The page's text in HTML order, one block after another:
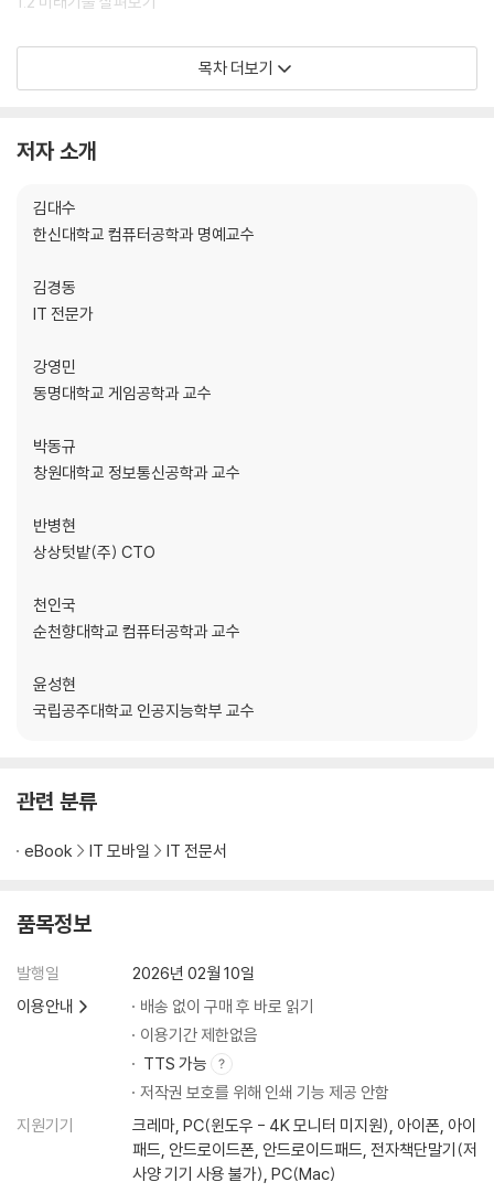
CHAPTER 02 미래사회를 여는 데이터의 힘
2.1.3 유형
2.2 인공지능
2.2.1 개요
2.2.3 윤리
2.2.4 활용 사례
CHAPTER 03 생성형 인공지능
3.1 ChatGPT 소개
3.1.2 어텐션: ChatGPT의 이론적 바탕
3.2 프롬프트 엔지니어링
3.2.2 프롬프트 엔지니어
3.2.3 어텐션을 활용한 주입식 교육
3.3.1 실무 소프트웨어와의 결합
3.3.2 GPT와 Excel의 만남
3.3.4 Excel 함수 선정
3.3.5 ChatGPT 오류 바로잡기
3.3.8 결과 분석
4.1.1 정의
4.1.3 기능
4.1.4 특징
4.2.2 입출력 장치
4.2.3 중앙처리 장치
목차 더보기
저자 소개
김대수
한신대학교 컴퓨터공학과 명예교수
김경동
IT 전문가
강영민
동명대학교 게임공학과 교수
박동규
창원대학교 정보통신공학과 교수
반병현
상상텃밭(주) CTO
천인국
순천향대학교 컴퓨터공학과 교수
윤성현
국립공주대학교 인공지능학부 교수
관련 분류
eBook IT 모바일 IT 전문서
품목정보
발행일
2026년 02월 10일
이용안내
배송 없이 구매 후 바로 읽기
이용기간 제한없음
TTS 가능
저작권 보호를 위해 인쇄 기능 제공 안함
지원기기
크레마, PC(윈도우 - 4K 모니터 미지원), 아이폰, 아이
패드, 안드로이드폰, 안드로이드패드, 전자책단말기(저
사양 기기 사용 불가), PC(Mac)